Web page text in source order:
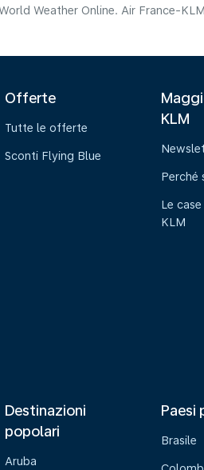
Weather Online. Air France-
Offerte
Tutte le offerte
Sconti Flying Blue
KLM
Perché
Le
KLM
Destinazioni
popolari
Aruba
Paesi
Brasile